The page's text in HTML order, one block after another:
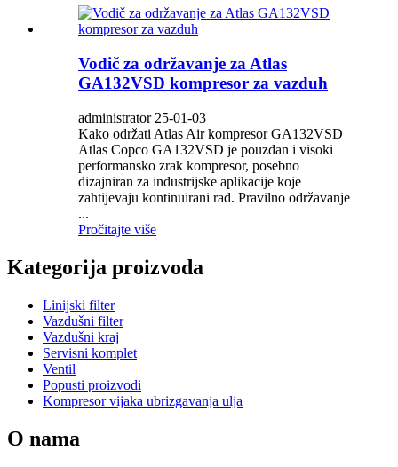
Vodič za održavanje za Atlas
GA132VSD kompresor za vazduh
administrator 25-01-03
Kako održati Atlas Air kompresor GA132VSD
Atlas Copco GA132VSD je pouzdan i visoki
performansko zrak kompresor, posebno
dizajniran za industrijske aplikacije koje
zahtijevaju kontinuirani rad. Pravilno održavanje
...
Pročitajte više
Kategorija proizvoda
Linijski filter
Vazdušni filter
Vazdušni kraj
Servisni komplet
Ventil
Popusti proizvodi
Kompresor vijaka ubrizgavanja ulja
O nama